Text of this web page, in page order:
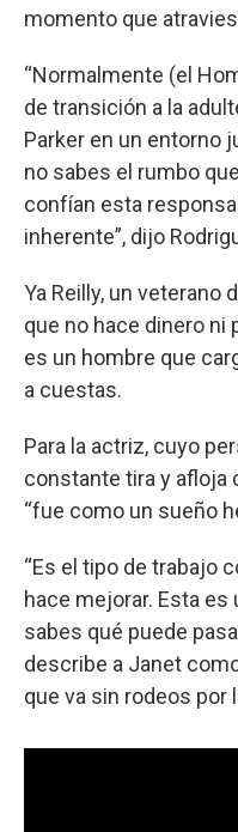
momento que
“Normalmente (el
de transición a la
Parker en un entorno
no sabes el rumbo
confían esta
inherente”, dijo
Ya Reilly, un veterano
que no hace dinero ni
es un hombre que
a cuestas.
Para la actriz, cuyo
constante tira y afloja
“fue como un sueño
“Es el tipo de trabajo
hace mejorar. Esta
sabes qué puede
describe a Janet
que va sin rodeos por